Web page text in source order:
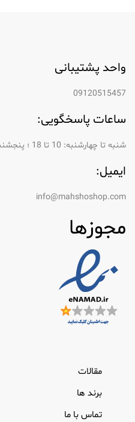
واحد پشتیبانی
09120515457
ساعات پاسخگویی:
شنبه تا چهارشنبه: 10 تا 18 ؛ پنجشنبه: 10 تا 13
ایمیل:
info@mahshoshop.com
مجوزها
مقالات
برند ها
تماس با ما